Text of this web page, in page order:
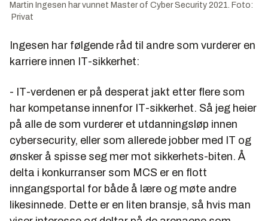
Martin Ingesen har vunnet Master of Cyber Security 2021. Foto:
Privat
Ingesen har følgende råd til andre som vurderer en
karriere innen IT-sikkerhet:
- IT-verdenen er på desperat jakt etter flere som
har kompetanse innenfor IT-sikkerhet. Så jeg heier
på alle de som vurderer et utdanningsløp innen
cybersecurity, eller som allerede jobber med IT og
ønsker å spisse seg mer mot sikkerhets-biten. Å
delta i konkurranser som MCS er en flott
inngangsportal for både å lære og møte andre
likesinnede. Dette er en liten bransje, så hvis man